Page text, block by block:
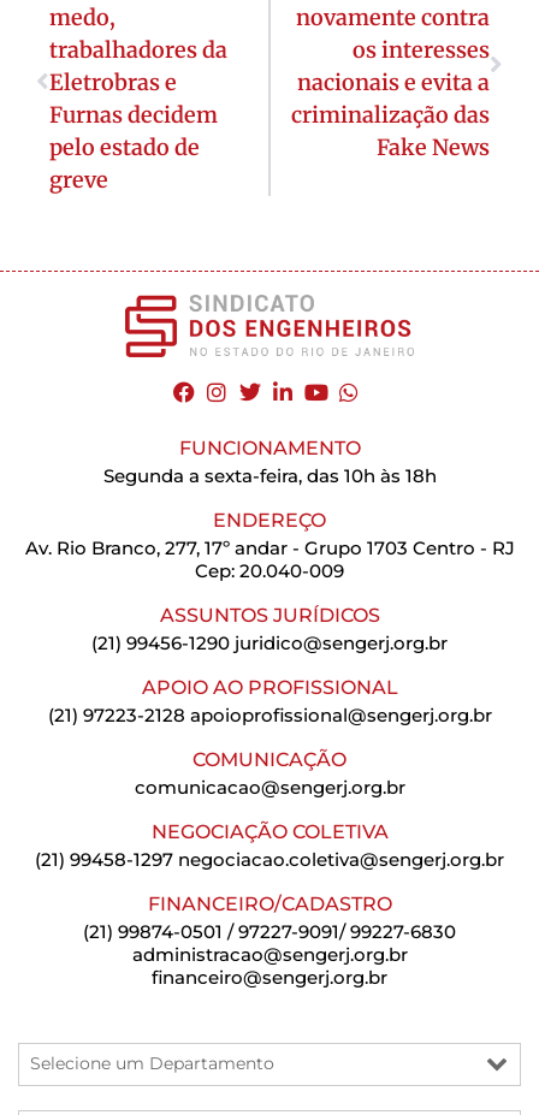
medo,
trabalhadores da
Eletrobras e
Furnas decidem
pelo estado de
greve
novamente contra
os interesses
nacionais e evita a
criminalização das
Fake News
FUNCIONAMENTO
Segunda a sexta-feira, das 10h às 18h
ENDEREÇO
Av. Rio Branco, 277, 17º andar - Grupo 1703 Centro - RJ
Cep: 20.040-009
ASSUNTOS JURÍDICOS
(21) 99456-1290 juridico@sengerj.org.br
APOIO AO PROFISSIONAL
(21) 97223-2128 apoioprofissional@sengerj.org.br
COMUNICAÇÃO
comunicacao@sengerj.org.br
NEGOCIAÇÃO COLETIVA
(21) 99458-1297 negociacao.coletiva@sengerj.org.br
FINANCEIRO/CADASTRO
(21) 99874-0501 / 97227-9091/ 99227-6830
administracao@sengerj.org.br
financeiro@sengerj.org.br